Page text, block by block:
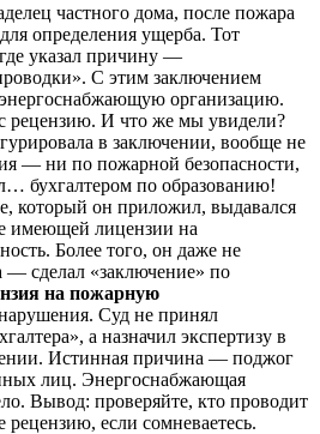
частного дома, после пожара
определения ущерба. Тот
указал причину —
С этим заключением
организацию.
рецензию. И что же мы увидели?
в заключении, вообще не
— ни по пожарной безопасности,
бухгалтером по образованию!
который он приложил, выдавался
имеющей лицензии на
Более того, он даже не
— сделал «заключение» по
на пожарную
Суд не принял
а назначил экспертизу в
Истинная причина — поджог
лиц. Энергоснабжающая
Вывод: проверяйте, кто проводит
рецензию, если сомневаетесь.